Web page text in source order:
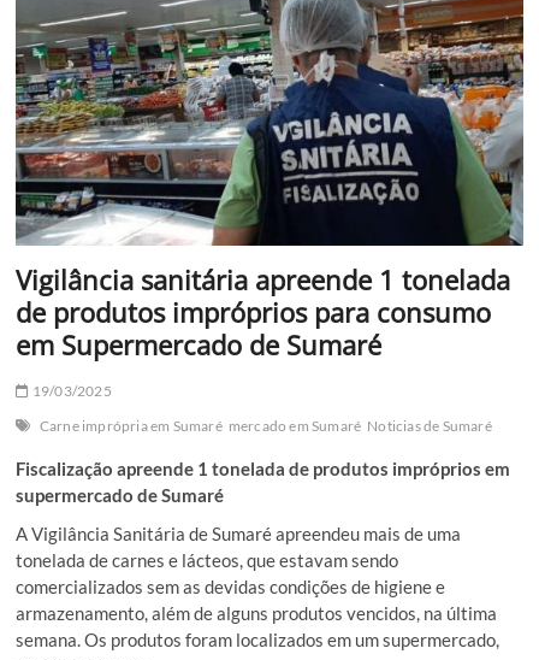
Vigilância sanitária apreende 1 tonelada
de produtos impróprios para consumo
em Supermercado de Sumaré
19/03/2025
Carne imprópria em Sumaré mercado em Sumaré Noticias de Sumaré
Fiscalização apreende 1 tonelada de produtos impróprios em
supermercado de Sumaré
A Vigilância Sanitária de Sumaré apreendeu mais de uma
tonelada de carnes e lácteos, que estavam sendo
comercializados sem as devidas condições de higiene e
armazenamento, além de alguns produtos vencidos, na última
semana. Os produtos foram localizados em um supermercado,